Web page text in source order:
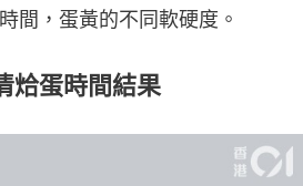
間，蛋黃的不同軟硬度。
烚蛋時間結果